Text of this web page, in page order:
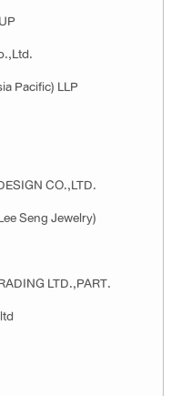
Pacific) LLP
CO.,LTD.
Seng Jewelry)
LTD.,PART.